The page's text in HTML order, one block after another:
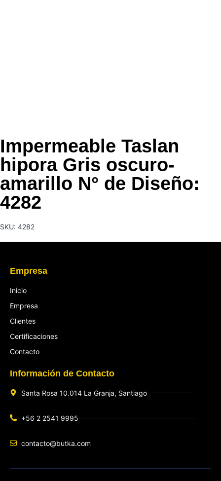
Impermeable Taslan
hipora Gris oscuro-
amarillo N° de Diseño:
4282
SKU: 4282
Empresa
Inicio
Empresa
Clientes
Certificaciones
Contacto
Información de Contacto
Santa Rosa 10.014 La Granja, Santiago
+56 2 2541 9995
contacto@butka.com